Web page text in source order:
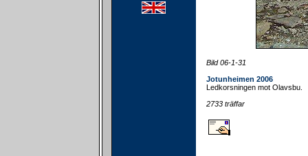
Bild 06-1-31
Jotunheimen 2006
Ledkorsningen mot Olavsbu.
2733 träffar